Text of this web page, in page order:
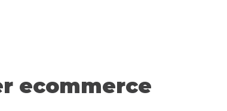
ecommerce